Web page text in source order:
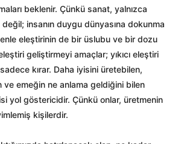
beklenir. Çünkü sanat, yalnızca
insanın duygu dünyasına dokunma
eleştirinin de bir üslubu ve bir dozu
eleştiri geliştirmeyi amaçlar; yıkıcı eleştiri
kırar. Daha iyisini üretebilen,
ve emeğin ne anlama geldiğini bilen
yol göstericidir. Çünkü onlar, üretmenin
kişilerdir.